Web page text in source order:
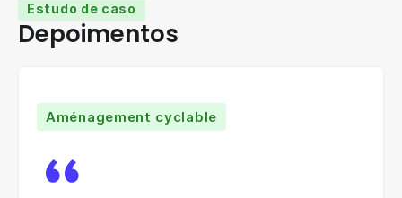
Estudo de caso
Depoimentos
Aménagement cyclable